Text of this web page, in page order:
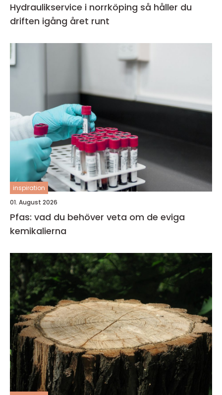
Hydraulikservice i norrköping så håller du
driften igång året runt
inspiration
01. August 2026
Pfas: vad du behöver veta om de eviga
kemikalierna